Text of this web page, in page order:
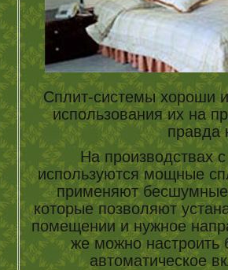
Сплит-системы хороши
использования их на
правда
На производствах
используются мощные
применяют
которые позволяют
помещении и нужное
же можно настроить
автоматическое